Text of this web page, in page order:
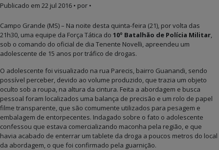
Publicado em 22 jul 2016 • por •
Campo Grande (MS) – Na noite desta quinta-feira (21), por volta das
21h30, uma equipe da Força Tática do 10º Batalhão de Polícia Militar,
sob o comando do oficial de dia Tenente Novelli, apreendeu um
adolescente de 15 anos por tráfico de drogas.
O adolescente foi visualizado na rua Parecis, bairro Guanandi, sendo
possível perceber, devido ao volume produzido, que trazia um objeto
oculto sob a roupa, na altura da cintura. Feita a abordagem e busca
pessoal foram localizados uma balança de precisão e um rolo de papel
filme transparente, que são comumente utilizados para pesagem e
embalagem de entorpecentes. Indagado sobre o fato o adolescente
confessou que estava comercializando maconha pela região, e que
havia acabado de enterrar um tablete da droga a poucos metros do local
da abordagem, o que foi confirmado pela guarnição.